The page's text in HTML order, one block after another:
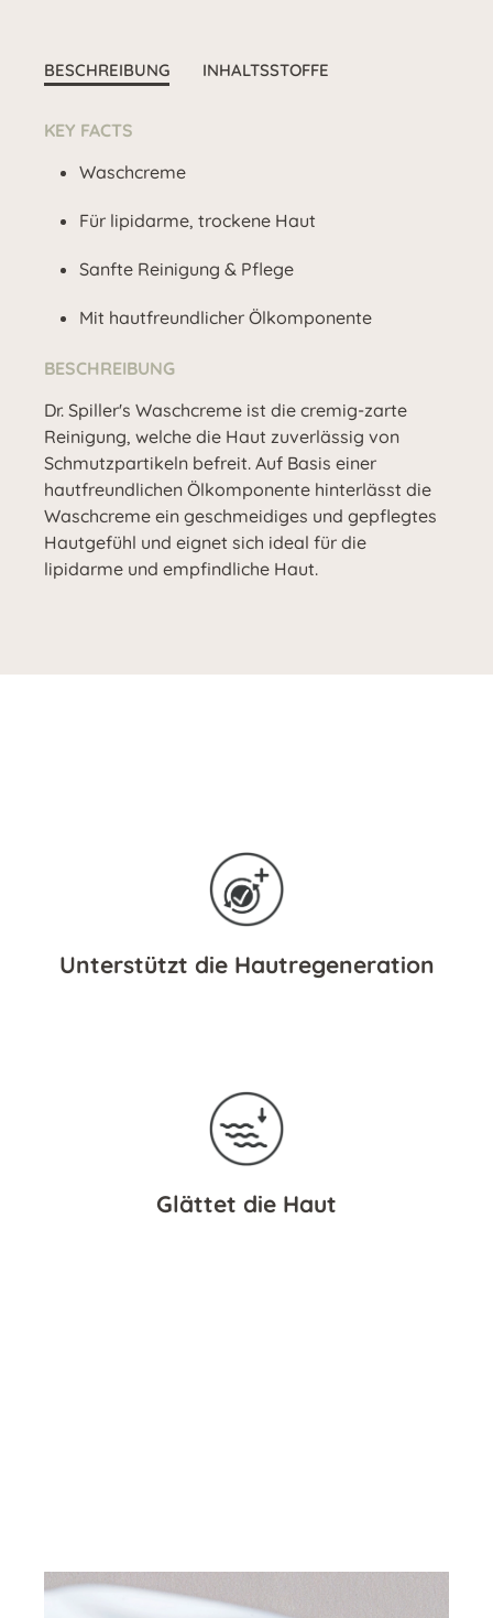
BESCHREIBUNG INHALTSSTOFFE
KEY FACTS
Waschcreme
Für lipidarme, trockene Haut
Sanfte Reinigung & Pflege
Mit hautfreundlicher Ölkomponente
BESCHREIBUNG
Dr. Spiller's Waschcreme ist die cremig-zarte
Reinigung, welche die Haut zuverlässig von
Schmutzpartikeln befreit. Auf Basis einer
hautfreundlichen Ölkomponente hinterlässt die
Waschcreme ein geschmeidiges und gepflegtes
Hautgefühl und eignet sich ideal für die
lipidarme und empfindliche Haut.
Unterstützt die Hautregeneration
Glättet die Haut